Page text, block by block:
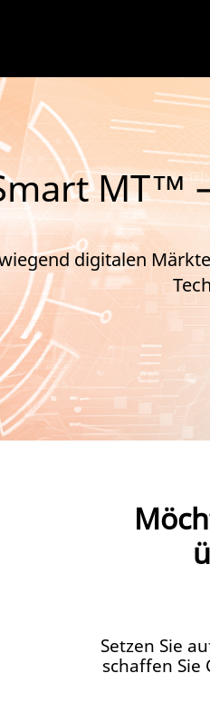
MT™
digitalen
Setzen Sie
schaffen Sie